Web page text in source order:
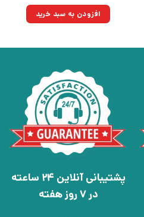
۷۷۰,۰۰۰تومان
بود.
۵۸۱,۳۵۰تومان.افزودن به سبد خرید
پشتیبانی آنلاین 24 ساعته
در 7 روز هفته